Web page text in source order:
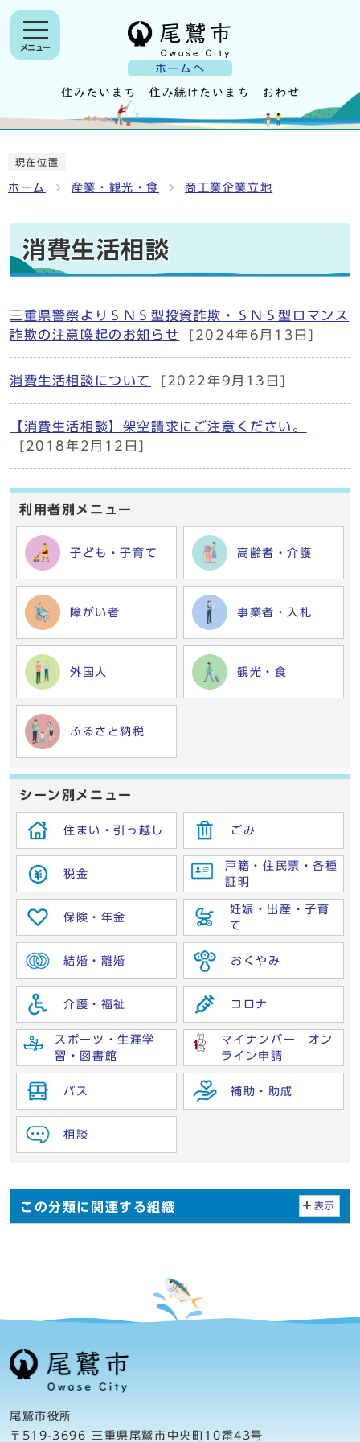
ホームへ
メニュー
現在位置
ホーム 産業・観光・食 商工業企業立地
消費生活相談
三重県警察よりＳＮＳ型投資詐欺・ＳＮＳ型ロマンス
詐欺の注意喚起のお知らせ
[2024年6月13日]
消費生活相談について [2022年9月13日]
【消費生活相談】架空請求にご注意ください。
[2018年2月12日]
利用者別メニュー
子ども・子育て 高齢者・介護
障がい者 事業者・入札
外国人 観光・食
ふるさと納税
シーン別メニュー
住まい・引っ越し ごみ
税金
戸籍・住民票・各種
証明
保険・年金
妊娠・出産・子育
て
結婚・離婚 おくやみ
介護・福祉 コロナ
スポーツ・生涯学
習・図書館
マイナンバー オン
ライン申請
バス 補助・助成
相談
この分類に関連する組織 表示
尾鷲市役所
〒519-3696 三重県尾鷲市中央町10番43号